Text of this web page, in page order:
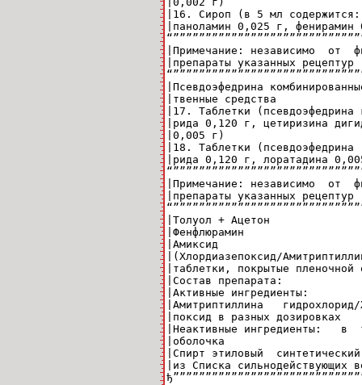
|16. Сироп (в 5 мл
|паноламин 0,025 г,
|Примечание: независимо  от
|препараты указанных
|Псевдоэфедрина
|твенные средства
|17. Таблетки
|рида 0,120 г, цетиризина
|0,005 г)
|18. Таблетки
|рида 0,120 г, лоратадина
|Примечание: независимо  от
|препараты указанных
|Толуол + Ацетон
|Фенфлюрамин
|Амиксид
|(Хлордиазепоксид/
|таблетки, покрытые
|Состав препарата:
|Активные ингредиенты:
|Амитриптиллина
|поксид в разных дозировках
|Неактивные ингредиенты:   в
|оболочка
|Спирт этиловый
|из Списка сильнодействующих